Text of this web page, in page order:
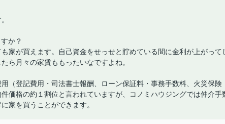
か？
家が買えます。自己資金をせっせと貯めている間に金利が上がって
ら月々の家賃ももったいなですよね。
（登記費用・司法書士報酬、ローン保証料・事務手数料、火災保険
価格の約１割位と言われていますが、コノミハウジングでは仲介手
家を買うことができます。